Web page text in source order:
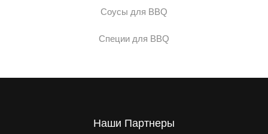
Соусы для BBQ
Специи для BBQ
Наши Партнеры